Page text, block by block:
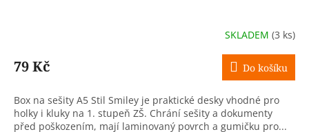
SKLADEM (3 ks)
79 Kč Do košíku
Box na sešity A5 Stil Smiley je praktické desky vhodné pro
holky i kluky na 1. stupeň ZŠ. Chrání sešity a dokumenty
před poškozením, mají laminovaný povrch a gumičku pro...